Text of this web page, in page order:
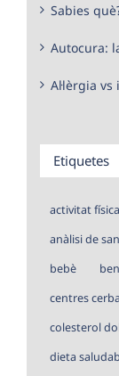
Sabies
Autocura:
Al·lèrgia
Etiquetes
activitat física
anàlisi de
bebè
centres cerba
colesterol
dieta